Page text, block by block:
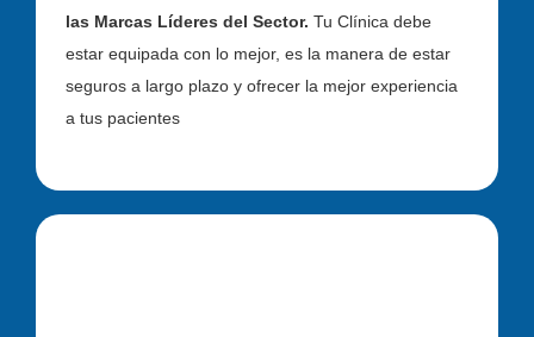
las Marcas Líderes del Sector. Tu Clínica debe
estar equipada con lo mejor, es la manera de estar
seguros a largo plazo y ofrecer la mejor experiencia
a tus pacientes